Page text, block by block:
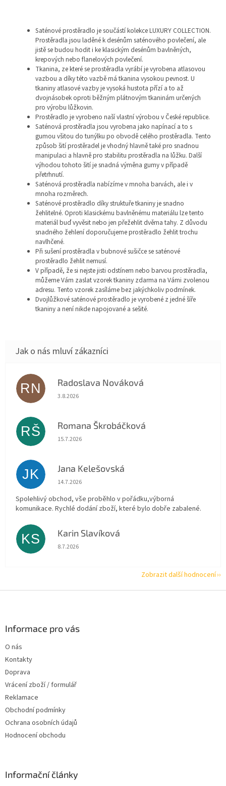
Saténové prostěradlo je součástí kolekce LUXURY COLLECTION.
Prostěradla jsou laděné k desénům saténového povlečení, ale
jistě se budou hodit i ke klasickým desénům bavlněných,
krepových nebo flanelových povlečení.
Tkanina, ze které se prostěradla vyrábí je vyrobena atlasovou
vazbou a díky této vazbě má tkanina vysokou pevnost. U
tkaniny atlasové vazby je vysoká hustota přízí a to až
dvojnásobek oproti běžným plátnovým tkaninám určených
pro výrobu lůžkovin.
Prostěradlo je vyrobeno naší vlastní výrobou v České republice.
Saténová prostěradla jsou vyrobena jako napínací a to s
gumou všitou do tunýlku po obvodě celého prostěradla. Tento
způsob šití prostěradel je vhodný hlavně také pro snadnou
manipulaci a hlavně pro stabilitu prostěradla na lůžku. Další
výhodou tohoto šití je snadná výměna gumy v případě
přetrhnutí.
Saténová prostěradla nabízíme v mnoha barvách, ale i v
mnoha rozměrech.
Saténové prostěradlo díky struktuře tkaniny je snadno
žehlitelné. Oproti klasickému bavlněnému materiálu lze tento
materiál buď vyvěsit nebo jen přežehlit dvěma tahy. Z důvodu
snadného žehlení doporučujeme prostěradlo žehlit trochu
navlhčené.
Při sušení prostěradla v bubnové sušičce se saténové
prostěradlo žehlit nemusí.
V případě, že si nejste jisti odstínem nebo barvou prostěradla,
můžeme Vám zaslat vzorek tkaniny zdarma na Vámi zvolenou
adresu. Tento vzorek zasíláme bez jakýchkoliv podmínek.
Dvojlůžkové saténové prostěradlo je vyrobené z jedné šíře
tkaniny a není nikde napojované a sešité.
RN Radoslava Nováková
Hodnocení obchodu je 5 z 5 hvězdiček.
3.8.2026
RŠ Romana Škrobáčková
Hodnocení obchodu je 5 z 5 hvězdiček.
15.7.2026
JK Jana Kelešovská
Hodnocení obchodu je 5 z 5 hvězdiček.
14.7.2026
Spolehlivý obchod, vše proběhlo v pořádku,výborná
komunikace. Rychlé dodání zboží, které bylo dobře zabalené.
KS Karin Slavíková
Hodnocení obchodu je 5 z 5 hvězdiček.
8.7.2026
Zobrazit další hodnocení
Informace pro vás
O nás
Kontakty
Doprava
Vrácení zboží / formulář
Reklamace
Obchodní podmínky
Ochrana osobních údajů
Hodnocení obchodu
Informační články